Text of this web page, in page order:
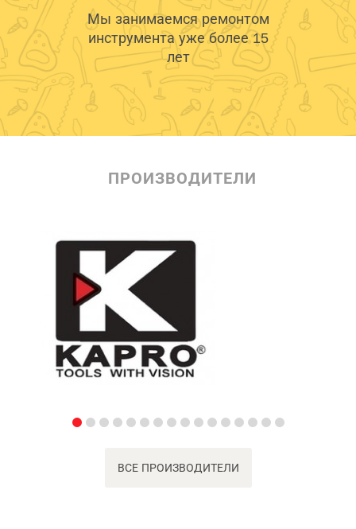
Мы занимаемся ремонтом
инструмента уже более 15
лет
ПРОИЗВОДИТЕЛИ
ВСЕ ПРОИЗВОДИТЕЛИ